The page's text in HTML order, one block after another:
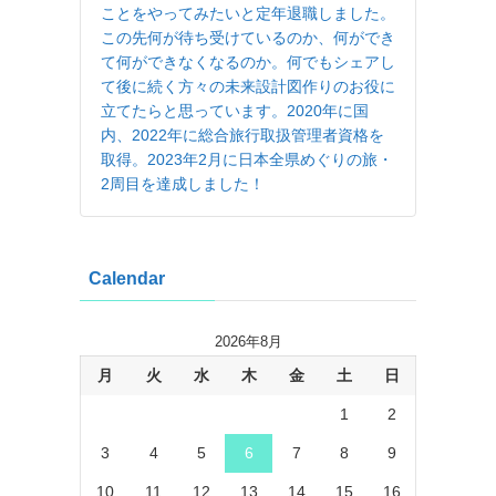
ことをやってみたいと定年退職しました。
この先何が待ち受けているのか、何ができ
て何ができなくなるのか。何でもシェアし
て後に続く方々の未来設計図作りのお役に
立てたらと思っています。2020年に国
内、2022年に総合旅行取扱管理者資格を
取得。2023年2月に日本全県めぐりの旅・
2周目を達成しました！
Calendar
2026年8月
月 火 水 木 金 土 日
1 2
3 4 5 6 7 8 9
10 11 12 13 14 15 16